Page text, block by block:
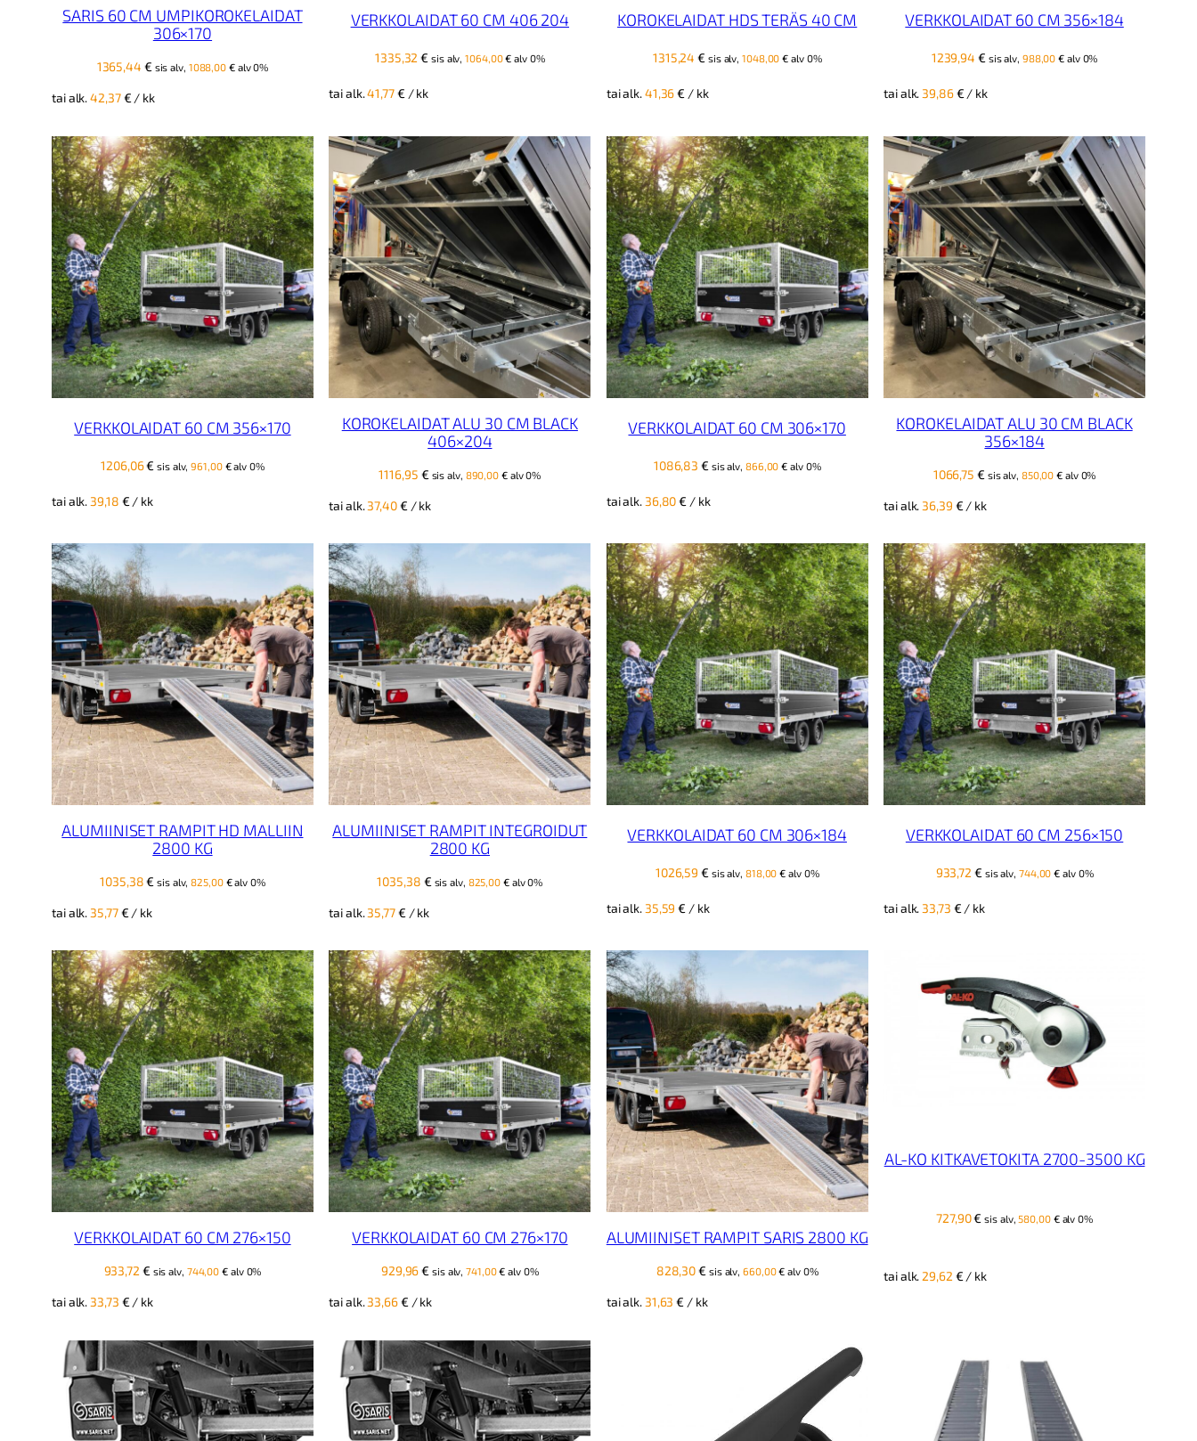
SARIS 60 CM UMPIKOROKELAIDAT
306×170
1365,44 € sis alv, 1088,00 €alv 0%
tai alk.42,37€ / kk
VERKKOLAIDAT 60 CM 406 204
1335,32€ sis alv,1064,00€ alv 0%
tai alk.41,77€ / kk
KOROKELAIDAT HDS TERÄS 40 CM
1315,24€ sis alv,1048,00€ alv 0%
tai alk.41,36€ / kk
VERKKOLAIDAT 60 CM 356×184
1239,94 € sis alv, 988,00€ alv 0%
tai alk. 39,86€ / kk
VERKKOLAIDAT 60 CM 356×170
1206,06€ sis alv,961,00 €alv 0%
tai alk. 39,18 € / kk
KOROKELAIDAT ALU 30 CM BLACK
406×204
1116,95 € sis alv, 890,00 €alv 0%
tai alk.37,40€ / kk
VERKKOLAIDAT 60 CM 306×170
1086,83€ sis alv, 866,00€ alv 0%
tai alk. 36,80€ / kk
KOROKELAIDAT ALU 30 CM BLACK
356×184
1066,75 € sis alv, 850,00€ alv 0%
tai alk. 36,39 € / kk
ALUMIINISET RAMPIT HD MALLIIN
2800 KG
1035,38€ sis alv,825,00 €alv 0%
tai alk. 35,77€ / kk
ALUMIINISET RAMPIT INTEGROIDUT
2800 KG
1035,38 € sis alv, 825,00 €alv 0%
tai alk.35,77€ / kk
VERKKOLAIDAT 60 CM 306×184
1026,59€ sis alv, 818,00€ alv 0%
tai alk. 35,59€ / kk
VERKKOLAIDAT 60 CM 256×150
933,72 € sis alv, 744,00€ alv 0%
tai alk. 33,73 € / kk
VERKKOLAIDAT 60 CM 276×150
933,72 € sis alv, 744,00€ alv 0%
tai alk. 33,73 € / kk
VERKKOLAIDAT 60 CM 276×170
929,96€ sis alv,741,00€ alv 0%
tai alk.33,66€ / kk
ALUMIINISET RAMPIT SARIS 2800 KG
828,30€ sis alv,660,00€ alv 0%
tai alk. 31,63€ / kk
AL-KO KITKAVETOKITA 2700-3500 KG
727,90€ sis alv, 580,00 €alv 0%
tai alk. 29,62 € / kk